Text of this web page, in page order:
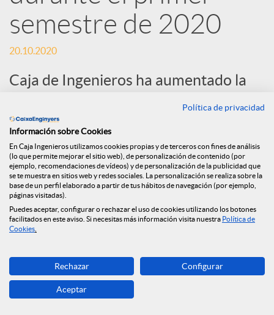
s
S
o
c
i
a
l
e
semestre de 2020
20.10.2020
Caja de Ingenieros ha aumentado la
financiación a la economía durante el
primer semestre de 2020, con una
inversión crediticia de 341 millones de
euros, un 60% más que en el mismo
periodo del año anterior.
Política de privacidad
Información sobre Cookies
En Caja Ingenieros utilizamos cookies propias y de terceros con fines de análisis
(lo que permite mejorar el sitio web), de personalización de contenido (por
ejemplo, recomendaciones de vídeos) y de personalización de la publicidad que
se te muestra en sitios web y redes sociales. La personalización se realiza sobre la
base de un perfil elaborado a partir de tus hábitos de navegación (por ejemplo,
páginas visitadas).
Puedes aceptar, configurar o rechazar el uso de cookies utilizando los botones
facilitados en este aviso. Si necesitas más información visita nuestra Política de
Cookies
Rechazar Configurar
Aceptar